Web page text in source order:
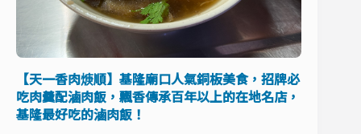
【天一香肉焿順】基隆廟口人氣銅板美食，招牌必
吃肉羹配滷肉飯，飄香傳承百年以上的在地名店，
基隆最好吃的滷肉飯！